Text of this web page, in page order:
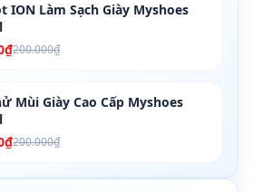
ION Làm Sạch Giày Myshoes
200.000₫
Mùi Giày Cao Cấp Myshoes
200.000₫